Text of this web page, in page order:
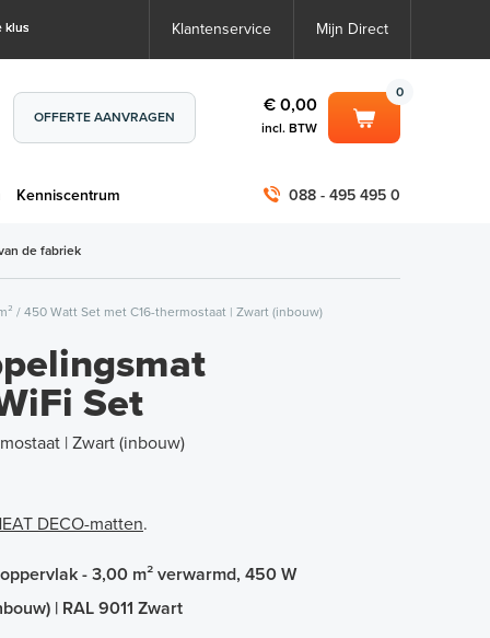
klus Klantenservice Mijn Direct
OFFERTE AANVRAGEN
0
€ 0,00
incl. BTW
Kenniscentrum
€ 0,00
€ 0,00
088 - 495 495 0
de fabriek
/ 450 Watt Set met C16-thermostaat | Zwart (inbouw)
Set
| Zwart (inbouw)
DECO-matten.
- 3,00 m² verwarmd, 450 W
| RAL 9011 Zwart